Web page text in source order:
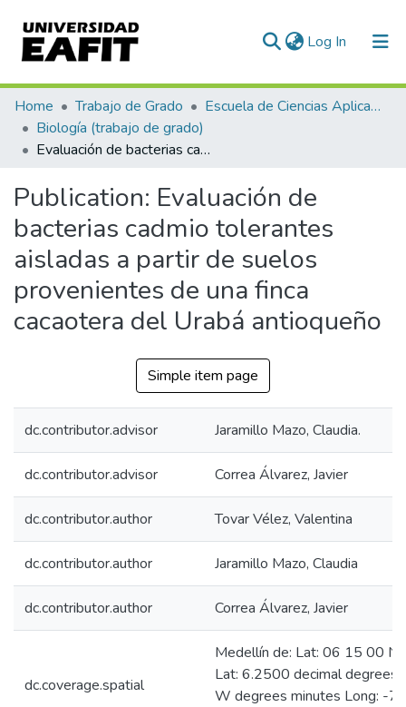
Log In (current)
Communities & Collections
All of DSpace
Home Trabajo de Grado
Escuela de Ciencias Aplicadas e Ingeniería
Biología (trabajo de grado)
Evaluación de bacterias cadmio tolerantes aisladas a partir de suelos provenientes de una finca cacaotera del Urabá antioqueño
Publication: Evaluación de
bacterias cadmio tolerantes
aisladas a partir de suelos
provenientes de una finca
cacaotera del Urabá antioqueño
Simple item page
dc.contributor.advisor Jaramillo Mazo, Claudia.
dc.contributor.advisor Correa Álvarez, Javier
dc.contributor.author Tovar Vélez, Valentina
dc.contributor.author Jaramillo Mazo, Claudia
dc.contributor.author Correa Álvarez, Javier
dc.coverage.spatial
Medellín de: Lat: 06 15 00 N
Lat: 6.2500 decimal
W degrees minutes Long: -